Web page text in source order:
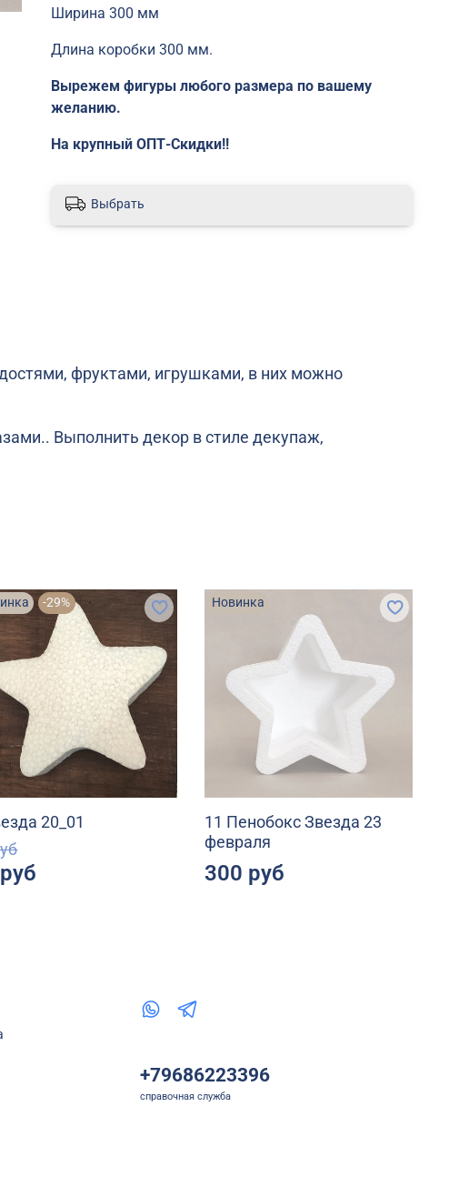
Ширина 300 мм
Длина коробки 300 мм.
Вырежем фигуры любого размера по вашему
желанию.
На крупный ОПТ-Скидки!!
Выбрать
фруктами, игрушками, в них можно
Выполнить декор в стиле декупаж,
-29%
20_01
Новинка
11 Пенобокс Звезда 23
февраля
300 руб
+79686223396
справочная служба